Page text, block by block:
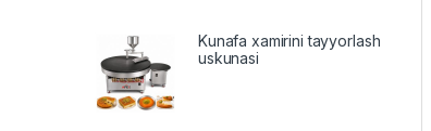
Kunafa xamirini tayyorlash
uskunasi